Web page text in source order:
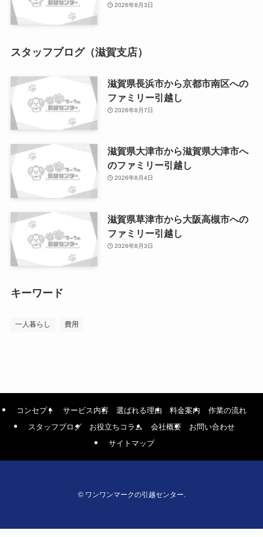
2026年8月3日
スタッフブログ（滋賀支店）
滋賀県長浜市から京都市南区への
ファミリー引越し
2026年8月7日
滋賀県大津市から滋賀県大津市へ
のファミリー引越し
2026年8月4日
滋賀県草津市から大阪高槻市への
ファミリー引越し
2026年8月3日
キーワード
一人暮らし 費用
コンセプト サービス内容 選ばれる理由 料金案内
作業の流れ
スタッフブログ
お役立ちコラム 会社概要
お問い合わせ
サイトマップ
©ワンワンマークの引越センター.